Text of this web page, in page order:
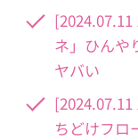
ネ」ひんや
ヤバい
ちどけフロ